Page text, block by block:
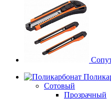
Сотовый
Прозрачный